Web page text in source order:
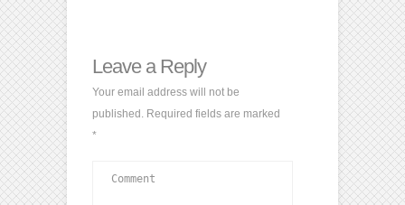
Leave a Reply
Your email address will not be
published. Required fields are marked
*